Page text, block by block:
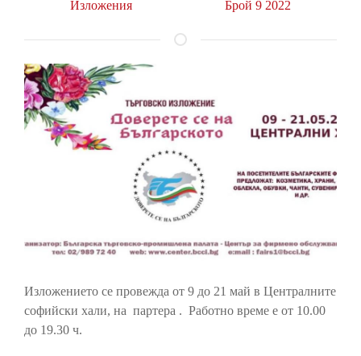
Изложения Брой 9 2022
Изложението се провежда от 9 до 21 май в Централните
софийски хали, на партера . Работно време е от 10.00
до 19.30 ч.